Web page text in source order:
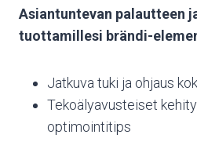
Asiantuntevan palautteen
tuottamillesi brändi-
Jatkuva tuki ja ohjaus
Tekoälyavusteiset
optimointitips